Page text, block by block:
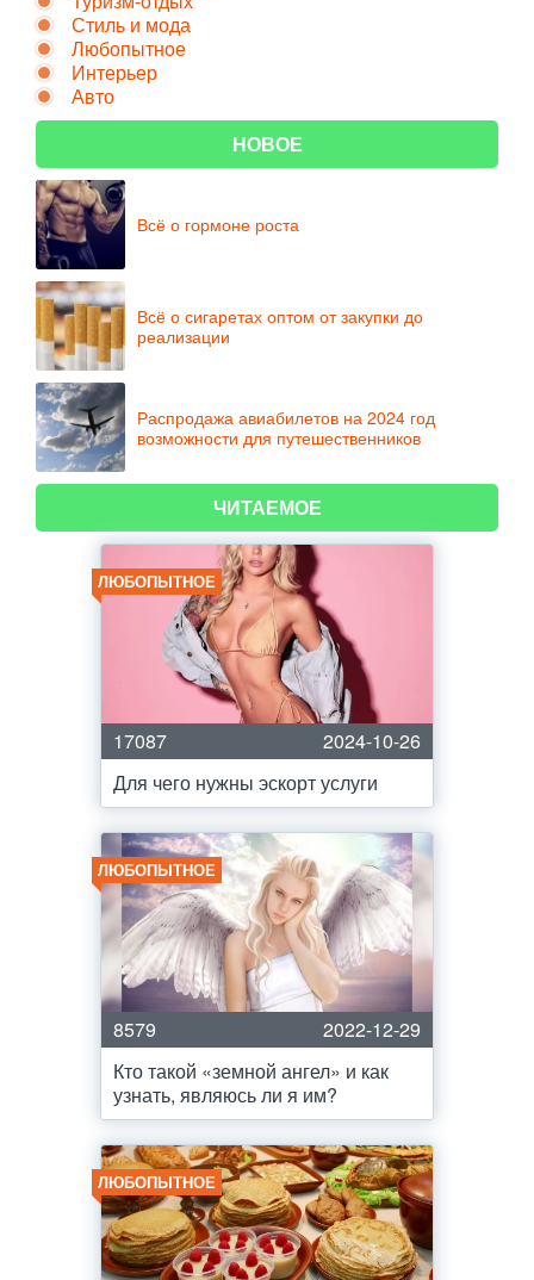
Стиль и мода
Любопытное
Интерьер
Авто
НОВОЕ
Всё о гормоне роста
Всё о сигаретах оптом от закупки до
реализации
Распродажа авиабилетов на 2024 год
возможности для путешественников
ЧИТАЕМОЕ
ЛЮБОПЫТНОЕ
17087
2024-10-26
Для чего нужны эскорт услуги
ЛЮБОПЫТНОЕ
8579
2022-12-29
Кто такой «земной ангел» и как
узнать, являюсь ли я им?
ЛЮБОПЫТНОЕ